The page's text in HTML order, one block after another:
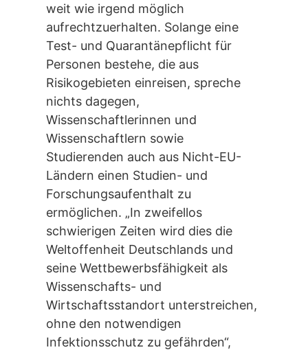
weit wie irgend möglich
aufrechtzuerhalten. Solange eine
Test- und Quarantänepflicht für
Personen bestehe, die aus
Risikogebieten einreisen, spreche
nichts dagegen,
Wissenschaftlerinnen und
Wissenschaftlern sowie
Studierenden auch aus Nicht-EU-
Ländern einen Studien- und
Forschungsaufenthalt zu
ermöglichen. „In zweifellos
schwierigen Zeiten wird dies die
Weltoffenheit Deutschlands und
seine Wettbewerbsfähigkeit als
Wissenschafts- und
Wirtschaftsstandort unterstreichen,
ohne den notwendigen
Infektionsschutz zu gefährden“,